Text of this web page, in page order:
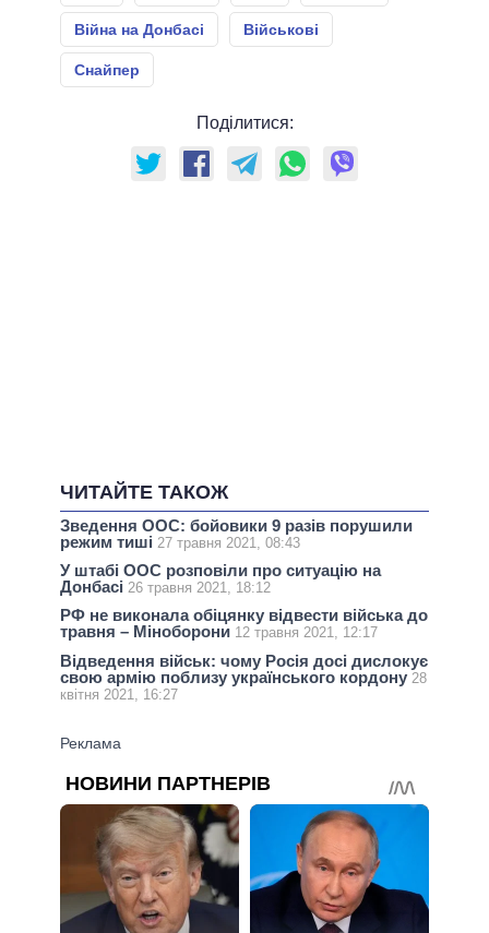
Війна на Донбасі Військові
Снайпер
Поділитися:
ЧИТАЙТЕ ТАКОЖ
Зведення ООС: бойовики 9 разів порушили
режим тиші 27 травня 2021, 08:43
У штабі ООС розповіли про ситуацію на
Донбасі 26 травня 2021, 18:12
РФ не виконала обіцянку відвести війська до
травня – Міноборони 12 травня 2021, 12:17
Відведення військ: чому Росія досі дислокує
свою армію поблизу українського кордону 28
квітня 2021, 16:27